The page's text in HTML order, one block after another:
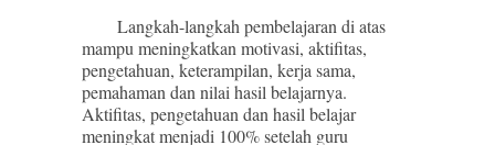
Langkah-langkah pembelajaran di atas
mampu meningkatkan motivasi, aktifitas,
pengetahuan, keterampilan, kerja sama,
pemahaman dan nilai hasil belajarnya.
Aktifitas, pengetahuan dan hasil belajar
meningkat menjadi 100% setelah guru